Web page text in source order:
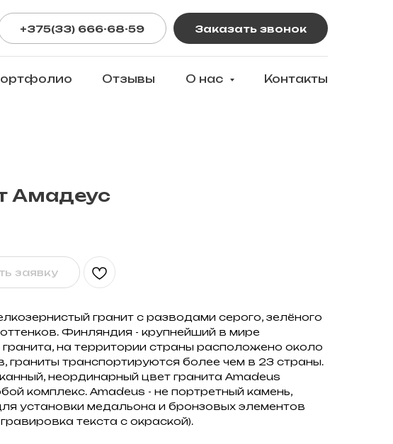
+375(33) 666-68-59 Заказать звонок
Отзывы О нас Контакты
Амадеус
заявку
гранит с разводами серого, зелёного
Финляндия - крупнейший в мире
на территории страны расположено около
граниты транспортируются более чем в 23 страны.
неординарный цвет гранита Amadeus
комплекс. Amadeus - не портретный камень,
установки медальона и бронзовых элементов
текста с окраской).